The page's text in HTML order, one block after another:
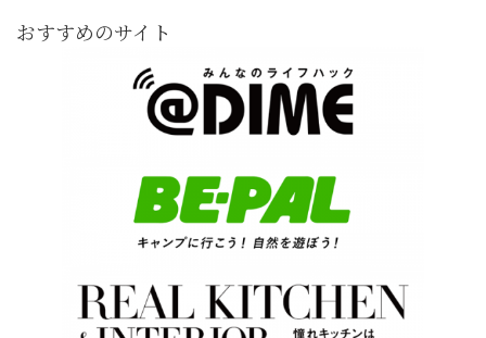
おすすめのサイト